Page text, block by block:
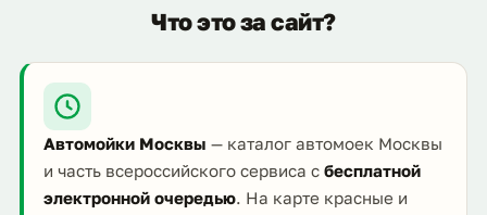
Что это за сайт?
Автомойки Москвы — каталог автомоек Москвы
и часть всероссийского сервиса сбесплатной
электронной очередью. На карте красные и